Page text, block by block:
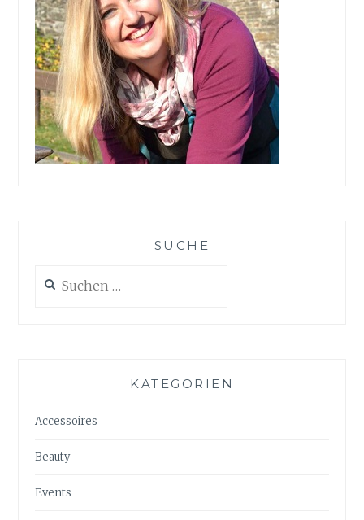
SUCHE
nach:
KATEGORIEN
Accessoires
Beauty
Events